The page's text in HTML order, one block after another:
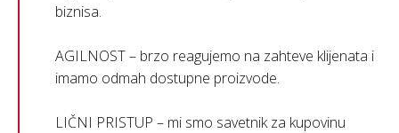
biznisa.
AGILNOST – brzo reagujemo na zahteve klijenata i
imamo odmah dostupne proizvode.
LIČNI PRISTUP – mi smo savetnik za kupovinu